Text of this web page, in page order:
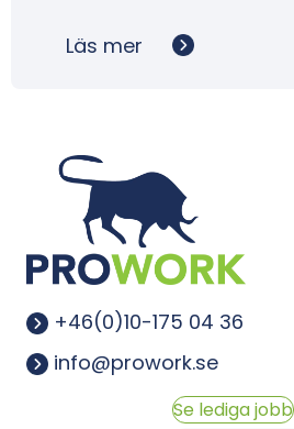
Läs mer
+46(0)10-175 04 36
info@prowork.se
Se lediga jobb